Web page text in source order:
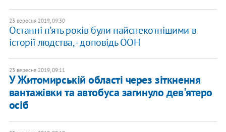
23 вересня 2019, 09:30
Останні п'ять років були найспекотнішими в
історії людства, - доповідь ООН
23 вересня 2019, 09:11
У Житомирській області через зіткнення
вантажівки та автобуса загинуло дев'ятеро
осіб